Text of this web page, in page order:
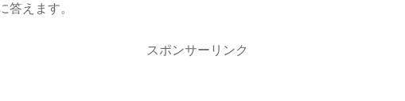
答えます。
スポンサーリンク